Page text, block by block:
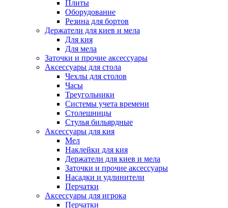
Плиты
Оборудование
Резина для бортов
Держатели для киев и мела
Для кия
Для мела
Заточки и прочие аксессуары
Аксессуары для стола
Чехлы для столов
Часы
Треугольники
Системы учета времени
Столешницы
Стулья бильярдные
Аксессуары для кия
Мел
Наклейки для кия
Держатели для киев и мела
Заточки и прочие аксессуары
Насадки и удлинители
Перчатки
Аксессуары для игрока
Перчатки